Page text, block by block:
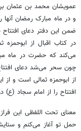
عمویشان محمد بن عثمان
و در ماه مبارک رمضان آنها
ضمن این دفتر دعای
در کتاب اقبال از
می‌کند که حضرت در ماه
چون سحر می‌شد دعای
از ابوحمزه ثمالی است و از
افتتاح را از امام سجاد (ع)
معنای تحت اللفظی این
حمل تو آغاز می‌کنم و